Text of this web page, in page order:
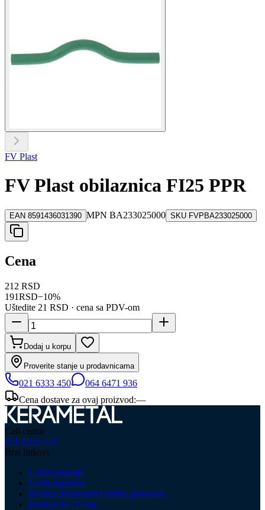
FV Plast
FV Plast obilaznica FI25 PPR
EAN 8591436031390 MPN BA233025000 SKU FVPBA233025000
Cena
212 RSD
191RSD−10%
Uštedite 21 RSD · cena sa PDV-om
Dodaj u korpu
Proverite stanje u prodavnicama
021 6333 450
064 6471 936
Cena dostave za ovaj proizvod:—
Call centar
021 6333 450
Brzi linkovi
Uslovi prodaje
Način isporuke
Politika privatnosti i zaštita podataka
Prodaja na 12 rata